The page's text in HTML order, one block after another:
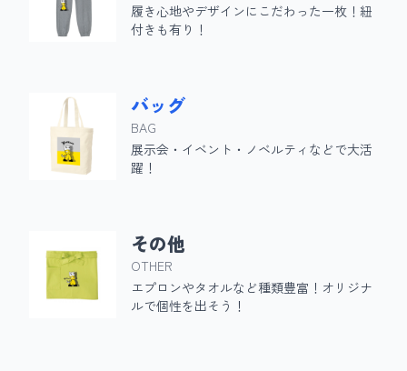
履き心地やデザインにこだわった一枚！紐
付きも有り！
バッグ
BAG
展示会・イベント・ノベルティなどで大活
躍！
その他
OTHER
エプロンやタオルなど種類豊富！オリジナ
ルで個性を出そう！